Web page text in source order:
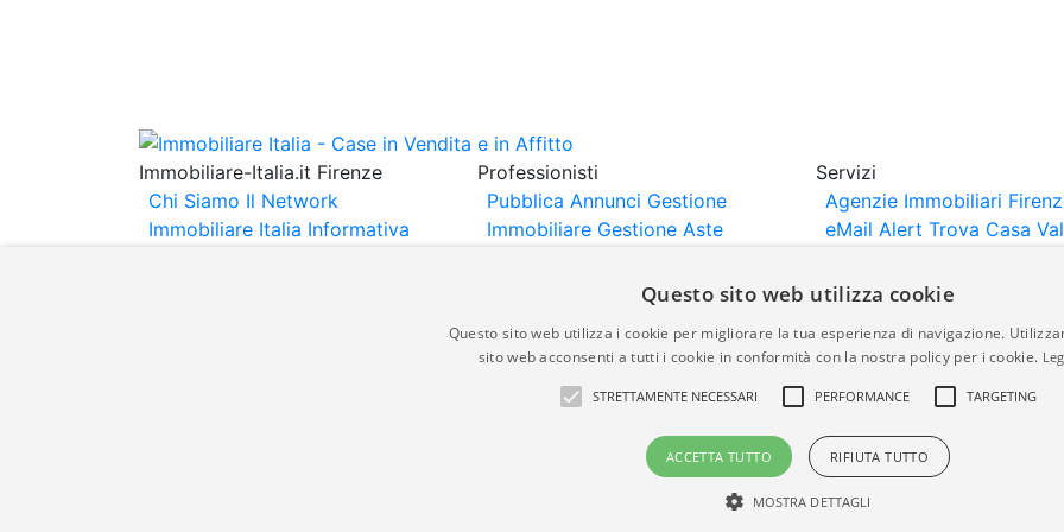
Immobiliare-Italia.it Firenze
Chi Siamo Il Network
Immobiliare Italia Informativa
Professionisti
Pubblica Annunci Gestione
Immobiliare Gestione Aste
Importazione
Servizi
Agenzie Immobiliari
eMail Alert Trova Casa
Gli annunci immobiliari presenti su immobiliare-italia.it vengono pubblicati da agenzie immobiliari e
italia.it quindi non è responsabile della veridicità, della correttezza, della completezza, della
Questo sito web utilizza cookie
Questo sito web utilizza i cookie per migliorare la tua esperienza di navigazione.
sito web acconsenti a tutti i cookie in conformità con la nostra policy per i cookie.
STRETTAMENTE NECESSARI PERFORMANCE TARGETING
ACCETTA TUTTO RIFIUTA TUTTO
MOSTRA DETTAGLI